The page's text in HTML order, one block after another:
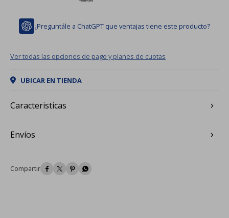
¿Preguntále a ChatGPT que ventajas tiene este producto?
Ver todas las opciones de pago y planes de cuotas
UBICAR EN TIENDA
Caracteristicas
Envíos
   